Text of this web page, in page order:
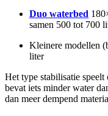
Duo waterbed
samen 500 tot 700
Kleinere modellen
liter
Het type stabilisatie
bevat iets minder water
dan meer dempend